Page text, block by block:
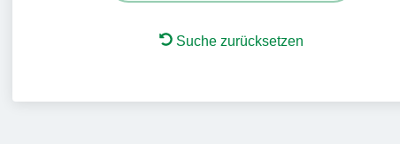
Suche zurücksetzen